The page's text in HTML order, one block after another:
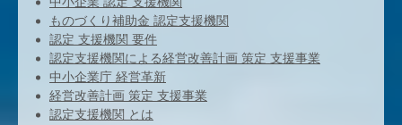
ものづくり補助金 認定支援機関
認定 支援機関 要件
認定支援機関による経営改善計画 策定 支援事業
中小企業庁 経営革新
経営改善計画 策定 支援事業
認定支援機関 とは